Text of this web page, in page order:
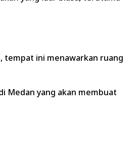
tempat ini menawarkan ruang
Medan yang akan membuat